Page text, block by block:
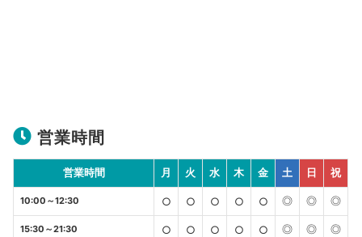
営業時間
営業時間 月 火 水 木 金 土 日 祝
10:00～12:30 ○ ○ ○ ○ ○ ◎ ◎ ◎
15:30～21:30 ○ ○ ○ ○ ○ ◎ ◎ ◎